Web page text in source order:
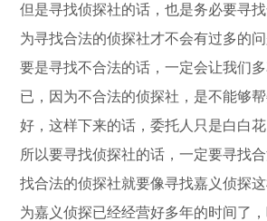
但是寻找侦探社的话，也是务必要寻
为寻找合法的侦探社才不会有过多的
要是寻找不合法的话，一定会让我们
已，因为不合法的侦探社，是不能够
好，这样下来的话，委托人只是白白花
所以要寻找侦探社的话，一定要寻找
找合法的侦探社就要像寻找嘉义侦探
为嘉义侦探已经经营好多年的时间了